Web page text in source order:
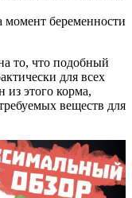
момент беременности
то, что подобный
для всех
этого корма,
веществ для